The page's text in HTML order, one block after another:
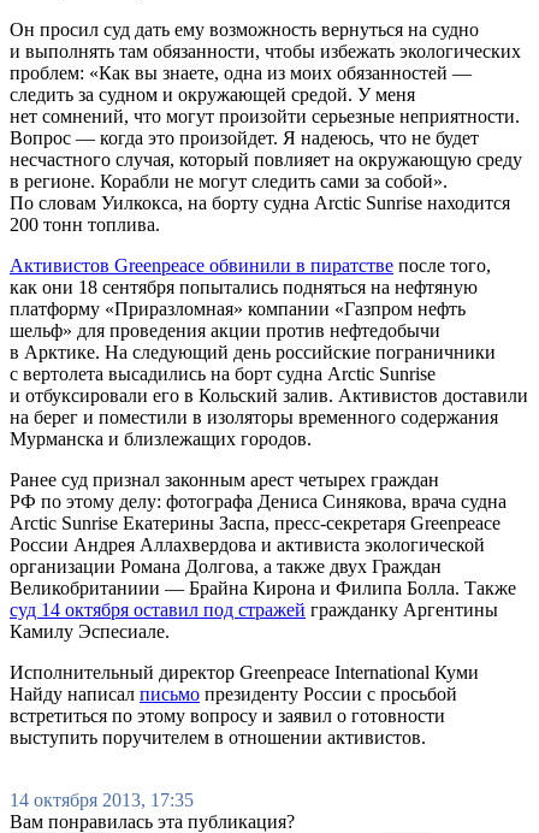
Он просил суд дать ему возможность вернуться на судно
и выполнять там обязанности, чтобы избежать экологических
проблем: «Как вы знаете, одна из моих обязанностей —
следить за судном и окружающей средой. У меня
нет сомнений, что могут произойти серьезные неприятности.
Вопрос — когда это произойдет. Я надеюсь, что не будет
несчастного случая, который повлияет на окружающую среду
в регионе. Корабли не могут следить сами за собой».
По словам Уилкокса, на борту судна Arctic Sunrise находится
200 тонн топлива.
Активистов Greenpeace обвинили в пиратстве после того,
как они 18 сентября попытались подняться на нефтяную
платформу «Приразломная» компании «Газпром нефть
шельф» для проведения акции против нефтедобычи
в Арктике. На следующий день российские пограничники
с вертолета высадились на борт судна Arctic Sunrise
и отбуксировали его в Кольский залив. Активистов доставили
на берег и поместили в изоляторы временного содержания
Мурманска и близлежащих городов.
Ранее суд признал законным арест четырех граждан
РФ по этому делу: фотографа Дениса Синякова, врача судна
Arctic Sunrise Екатерины Заспа, пресс-секретаря Greenpeace
России Андрея Аллахвердова и активиста экологической
организации Романа Долгова, а также двух Граждан
Великобританиии — Брайна Кирона и Филипа Болла. Также
суд 14 октября оставил под стражей гражданку Аргентины
Камилу Эспесиале.
Исполнительный директор Greenpeace International Куми
Найду написал письмо президенту России с просьбой
встретиться по этому вопросу и заявил о готовности
выступить поручителем в отношении активистов.
14 октября 2013, 17:35
Вам понравилась эта публикация?